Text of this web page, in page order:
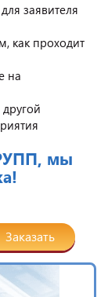
заявителя
как проходит
на
мы
Заказать